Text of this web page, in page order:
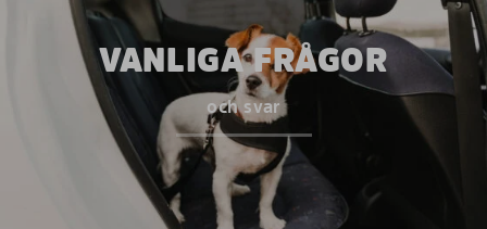
VANLIGA FRÅGOR
och svar